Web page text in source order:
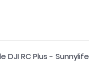
RC Plus - Sunnylife